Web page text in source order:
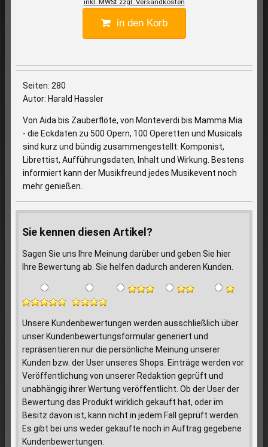
inkl. MWSt zzgl. Versandkosten
in den Korb
Seiten: 280
Autor: Harald Hassler
Von Aida bis Zauberflöte, von Monteverdi bis Mamma Mia
- die Eckdaten zu 500 Opern, 100 Operetten und Musicals
sind kurz und bündig zusammengestellt: Komponist,
Librettist, Aufführungsdaten, Inhalt und Wirkung. Bestens
informiert kann der Musikfreund jedes Musikevent noch
mehr genießen.
Sie kennen diesen Artikel?
Sagen Sie uns Ihre Meinung darüber und geben Sie hier
Ihre Bewertung ab. Sie helfen dadurch anderen Kunden.
Unsere Kundenbewertungen werden ausschließlich über
unser Kundenbewertungsformular generiert und
repräsentieren nur die persönliche Meinung unserer
Kunden bzw. der User unseres Shops. Einträge werden vor
Veröffentlichung von unserer Redaktion geprüft und
unabhängig ihrer Wertung veröffentlicht. Ob der User der
Bewertung das Produkt wirklich gekauft hat, oder im
Besitz davon ist, kann nicht in jedem Fall geprüft werden.
Es gibt bei uns weder gekaufte noch in Auftrag gegebene
Kundenbewertungen.